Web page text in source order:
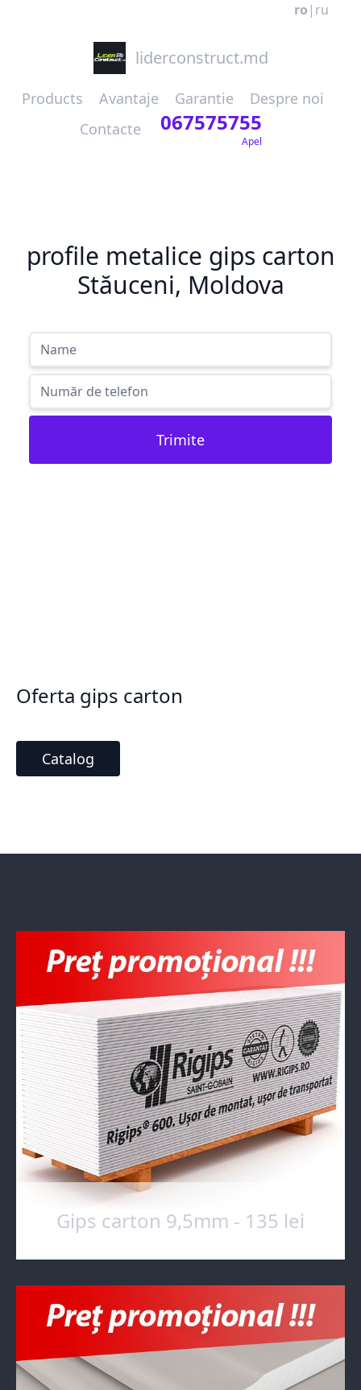
ro | ru
liderconstruct.md
Products Avantaje Garantie
Despre noi
Contacte
067575755
Apel
profile metalice gips carton
Stăuceni, Moldova
Trimite
Oferta gips carton
Catalog
Gips carton 9,5mm - 135 lei